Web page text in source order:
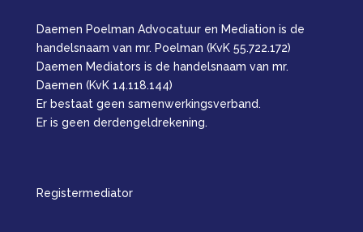
Daemen Poelman Advocatuur en Mediation is de
handelsnaam van mr. Poelman (KvK 55.722.172)
Daemen Mediators is de handelsnaam van mr.
Daemen (KvK 14.118.144)
Er bestaat geen samenwerkingsverband.
Er is geen derdengeldrekening.
Registermediator